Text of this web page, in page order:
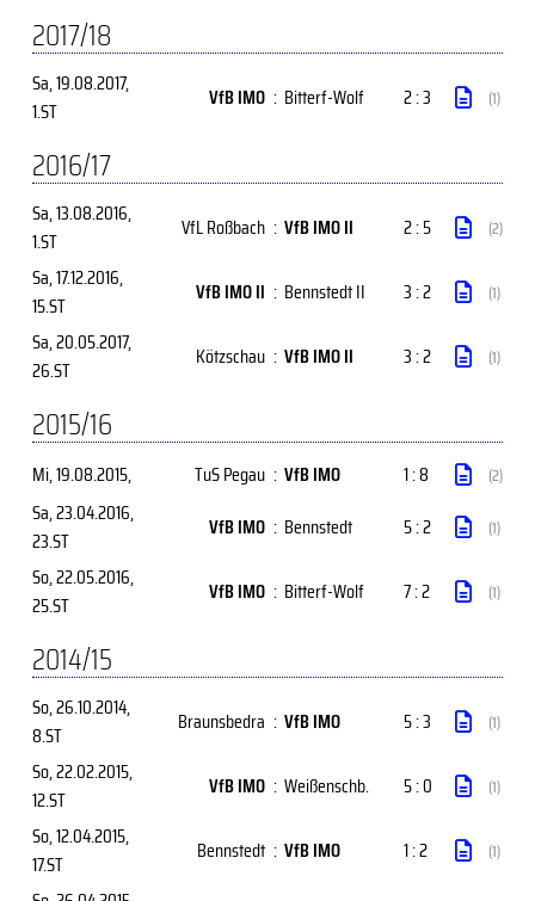
2017/18
Sa, 19.08.2017,
1.ST
VfB IMO : Bitterf-Wolf 2 : 3 (1)
2016/17
Sa, 13.08.2016,
1.ST
VfL Roßbach : VfB IMO II 2 : 5 (2)
Sa, 17.12.2016,
15.ST
VfB IMO II : Bennstedt II 3 : 2 (1)
Sa, 20.05.2017,
26.ST
Kötzschau : VfB IMO II 3 : 2 (1)
2015/16
Mi, 19.08.2015, TuS Pegau : VfB IMO 1 : 8 (2)
Sa, 23.04.2016,
23.ST
VfB IMO : Bennstedt 5 : 2 (1)
So, 22.05.2016,
25.ST
VfB IMO : Bitterf-Wolf 7 : 2 (1)
2014/15
So, 26.10.2014,
8.ST
Braunsbedra : VfB IMO 5 : 3 (1)
So, 22.02.2015,
12.ST
VfB IMO : Weißenschb. 5 : 0 (1)
So, 12.04.2015,
17.ST
Bennstedt : VfB IMO 1 : 2 (1)